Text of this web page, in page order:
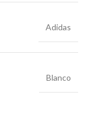
Adidas
Blanco